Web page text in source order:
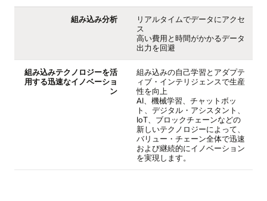
組み込み分析
リアルタイムでデータにアクセ
ス
高い費用と時間がかかるデータ
出力を回避
組み込みテクノロジーを活
用する迅速なイノベーショ
ン
組み込みの自己学習とアダプテ
ィブ・インテリジェンスで生産
性を向上
AI、機械学習、チャットボッ
ト、デジタル・アシスタント、
IoT、ブロックチェーンなどの
新しいテクノロジーによって、
バリュー・チェーン全体で迅速
および継続的にイノベーション
を実現します。